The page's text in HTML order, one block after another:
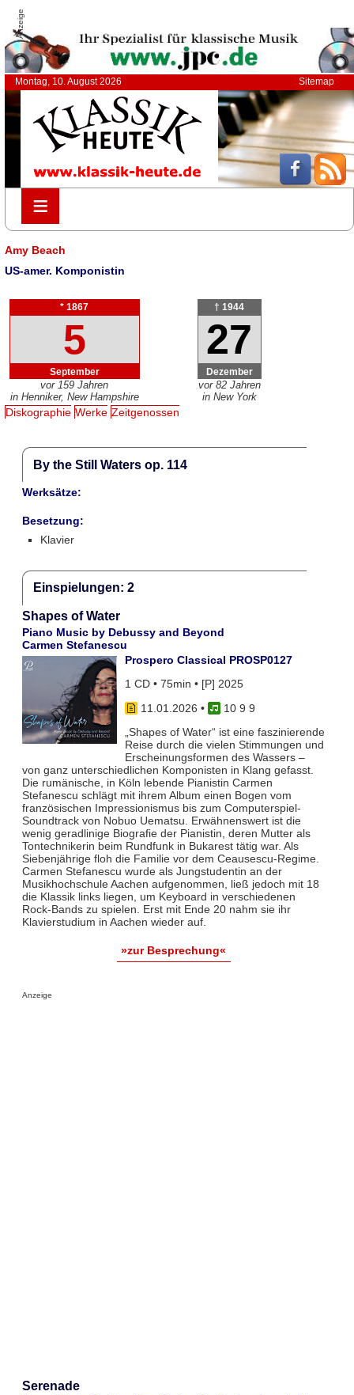
Anzeige
Montag, 10. August 2026 Sitemap
≡
≡
Amy Beach
US-amer. Komponistin
* 1867
5
September
vor 159 Jahren
in Henniker, New Hampshire
† 1944
27
Dezember
vor 82 Jahren
in New York
Diskographie Werke Zeitgenossen
By the Still Waters op. 114
Werksätze:
Besetzung:
Klavier
Einspielungen: 2
Shapes of Water
Piano Music by Debussy and Beyond
Carmen Stefanescu
Prospero Classical PROSP0127
1 CD • 75min • [P] 2025
11.01.2026 •
10 9 9
„Shapes of Water“ ist eine faszinierende
Reise durch die vielen Stimmungen und
Erscheinungsformen des Wassers –
von ganz unterschiedlichen Komponisten in Klang gefasst.
Die rumänische, in Köln lebende Pianistin Carmen
Stefanescu schlägt mit ihrem Album einen Bogen vom
französischen Impressionismus bis zum Computerspiel-
Soundtrack von Nobuo Uematsu. Erwähnenswert ist die
wenig geradlinige Biografie der Pianistin, deren Mutter als
Tontechnikerin beim Rundfunk in Bukarest tätig war. Als
Siebenjährige floh die Familie vor dem Ceausescu-Regime.
Carmen Stefanescu wurde als Jungstudentin an der
Musikhochschule Aachen aufgenommen, ließ jedoch mit 18
die Klassik links liegen, um Keyboard in verschiedenen
Rock-Bands zu spielen. Erst mit Ende 20 nahm sie ihr
Klavierstudium in Aachen wieder auf.
»zur Besprechung«
Anzeige
Serenade